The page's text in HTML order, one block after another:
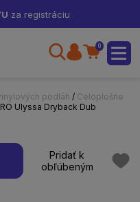
za registráciu
0
podláh / Celoplošne
Ulyssa Dryback Dub
Pridať k
obľúbeným